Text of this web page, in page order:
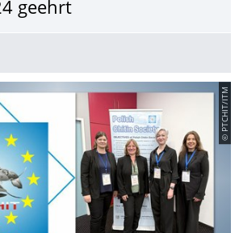
geehrt
© PTCHIT/ITM